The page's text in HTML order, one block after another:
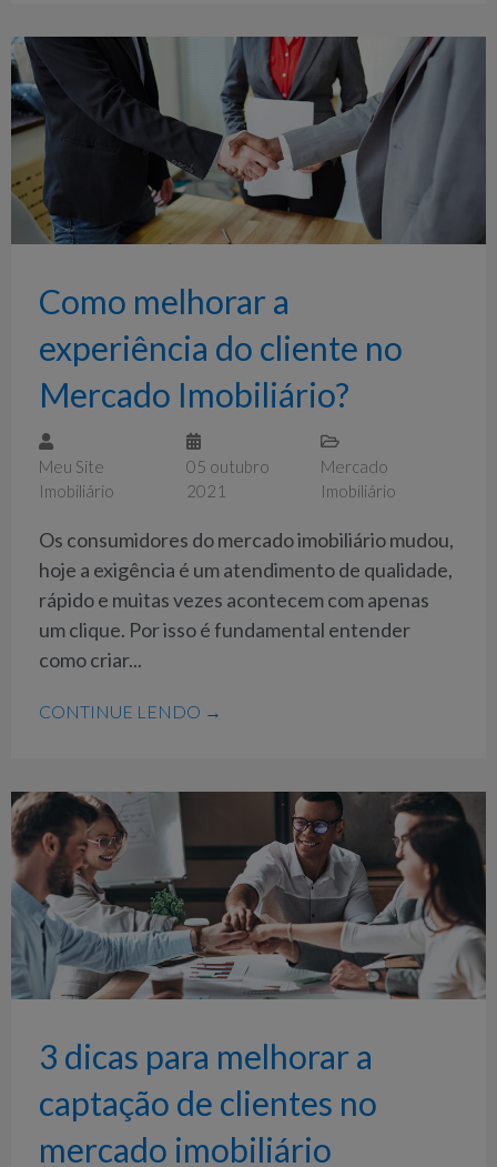
Como melhorar a
experiência do cliente no
Mercado Imobiliário?
Meu Site
Imobiliário
05 outubro
2021
Mercado
Imobiliário
Os consumidores do mercado imobiliário mudou,
hoje a exigência é um atendimento de qualidade,
rápido e muitas vezes acontecem com apenas
um clique. Por isso é fundamental entender
como criar...
CONTINUE LENDO →
3 dicas para melhorar a
captação de clientes no
mercado imobiliário